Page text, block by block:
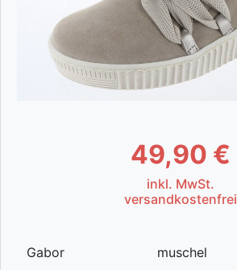
49,90 €
inkl. MwSt.
versandkostenfrei
Gabor muschel